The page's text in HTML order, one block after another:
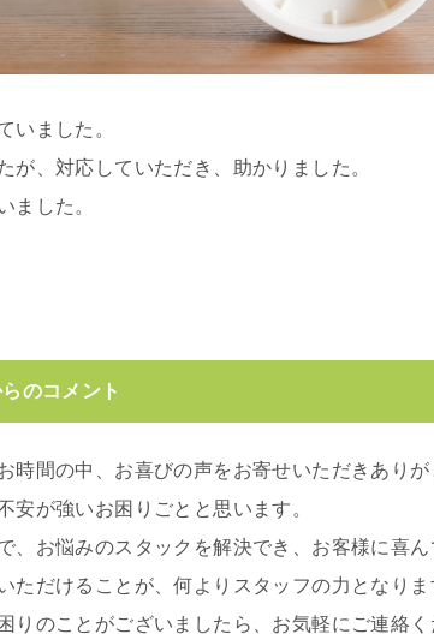
いました。
が、対応していただき、助かりました。
ました。
のコメント
時間の中、お喜びの声をお寄せいただきありが
安が強いお困りごとと思います。
、お悩みのスタックを解決でき、お客様に喜
ただけることが、何よりスタッフの力となりま
りのことがございましたら、お気軽にご連絡く